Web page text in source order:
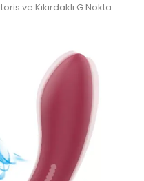
ve Kıkırdaklı G Nokta